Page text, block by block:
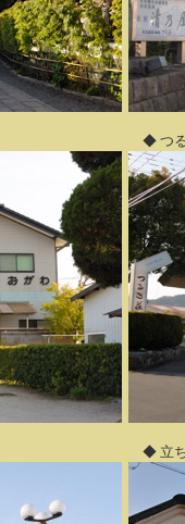
◆ つ
◆ 立ち